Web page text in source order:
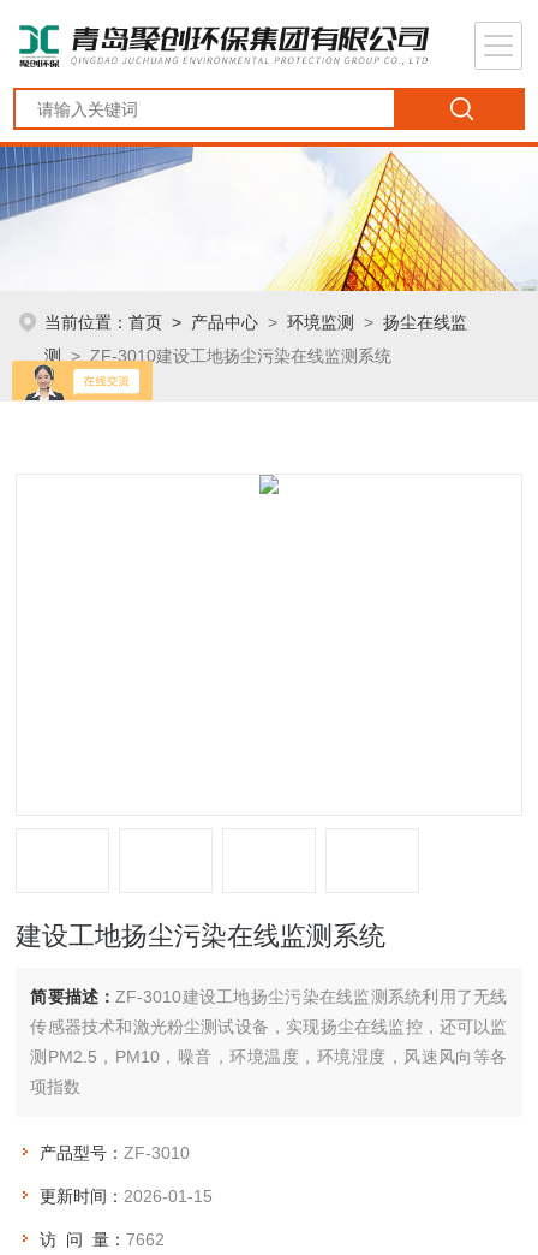
当前位置：首页 > 产品中心 >环境监测 >扬尘在线监
测
> ZF-3010建设工地扬尘污染在线监测系统
建设工地扬尘污染在线监测系统
简要描述： ZF-3010建设工地扬尘污染在线监测系统利用了无线
传感器技术和激光粉尘测试设备，实现扬尘在线监控，还可以监
测PM2.5，PM10，噪音，环境温度，环境湿度，风速风向等各
项指数
产品型号：ZF-3010
更新时间： 2026-01-15
访 问 量：7662